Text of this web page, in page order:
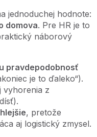
jednoduchej hodnote:
domova. Pre HR je to
náborový
pravdepodobnosť
je to ďaleko“).
vyhorenia z
, pretože
aj logistický zmysel.